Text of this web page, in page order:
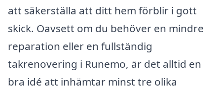
att säkerställa att ditt hem förblir i gott
skick. Oavsett om du behöver en mindre
reparation eller en fullständig
takrenovering i Runemo, är det alltid en
bra idé att inhämtar minst tre olika